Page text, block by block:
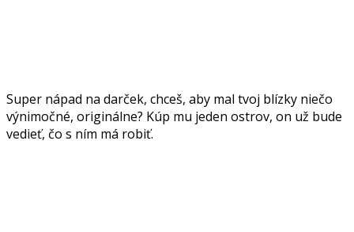
Super nápad na darček, chceš, aby mal tvoj blízky niečo
výnimočné, originálne? Kúp mu jeden ostrov, on už bude
vedieť, čo s ním má robiť.